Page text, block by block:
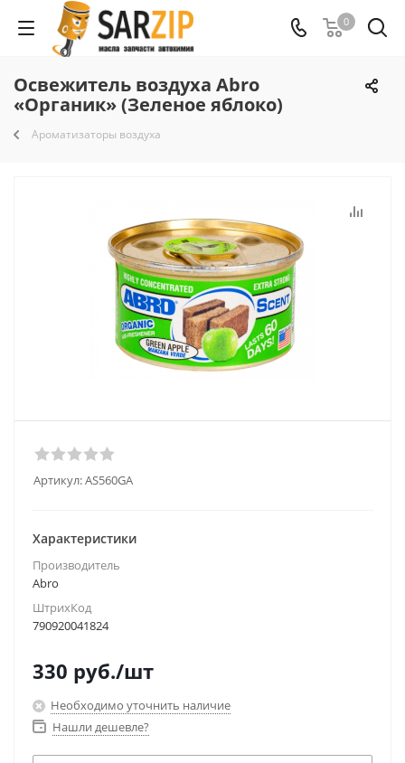
0
Освежитель воздуха Abro
«Органик» (Зеленое яблоко)
Ароматизаторы воздуха
Артикул:AS560GA
Характеристики
Производитель
Abro
ШтрихКод
790920041824
330 руб./шт
Необходимо уточнить наличие
Нашли дешевле?